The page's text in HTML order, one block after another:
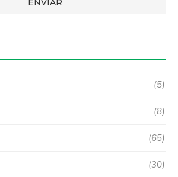
(5)
(8)
(65)
(30)